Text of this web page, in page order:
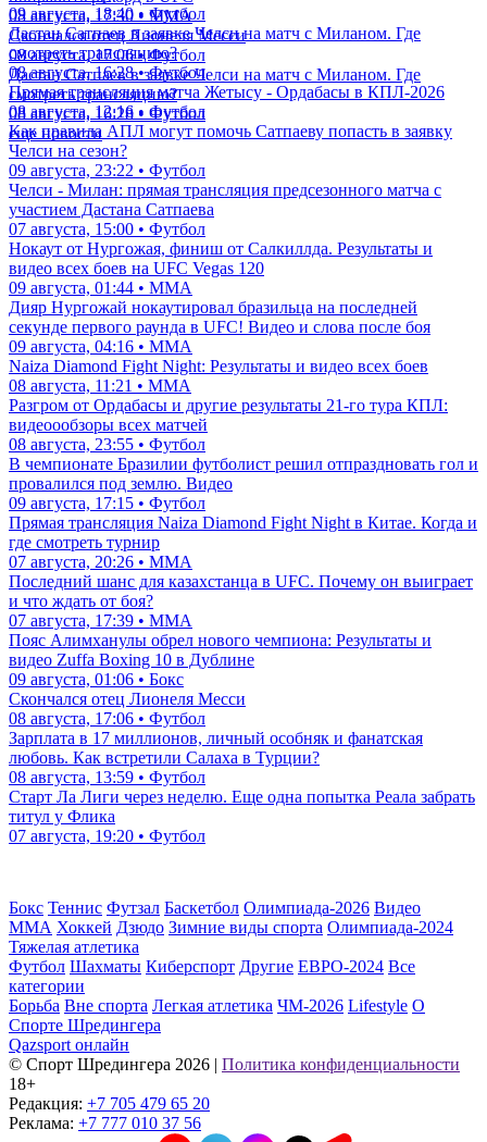
08 августа, 17:30 • ММА
Скончался отец Лионеля Месси
08 августа, 17:06 • Футбол
Дастан Сатпаев в заявке Челси на матч с Миланом. Где
смотреть трансляцию?
08 августа, 16:28 • Футбол
еще новости
09 августа, 18:40 • Футбол
Дастан Сатпаев в заявке Челси на матч с Миланом. Где
смотреть трансляцию?
08 августа, 16:28 • Футбол
Прямая трансляция матча Жетысу - Ордабасы в КПЛ-2026
08 августа, 12:16 • Футбол
Как правила АПЛ могут помочь Сатпаеву попасть в заявку
Челси на сезон?
09 августа, 23:22 • Футбол
Челси - Милан: прямая трансляция предсезонного матча с
участием Дастана Сатпаева
07 августа, 15:00 • Футбол
Нокаут от Нургожая, финиш от Салкиллда. Результаты и
видео всех боев на UFC Vegas 120
09 августа, 01:44 • ММА
Дияр Нургожай нокаутировал бразильца на последней
секунде первого раунда в UFC! Видео и слова после боя
09 августа, 04:16 • ММА
Naiza Diamond Fight Night: Результаты и видео всех боев
08 августа, 11:21 • ММА
Разгром от Ордабасы и другие результаты 21-го тура КПЛ:
видеоообзоры всех матчей
08 августа, 23:55 • Футбол
В чемпионате Бразилии футболист решил отпраздновать гол и
провалился под землю. Видео
09 августа, 17:15 • Футбол
Прямая трансляция Naiza Diamond Fight Night в Китае. Когда и
где смотреть турнир
07 августа, 20:26 • ММА
Последний шанс для казахстанца в UFC. Почему он выиграет
и что ждать от боя?
07 августа, 17:39 • ММА
Пояс Алимханулы обрел нового чемпиона: Результаты и
видео Zuffa Boxing 10 в Дублине
09 августа, 01:06 • Бокс
Скончался отец Лионеля Месси
08 августа, 17:06 • Футбол
Зарплата в 17 миллионов, личный особняк и фанатская
любовь. Как встретили Салаха в Турции?
08 августа, 13:59 • Футбол
Старт Ла Лиги через неделю. Еще одна попытка Реала забрать
титул у Флика
07 августа, 19:20 • Футбол
Бокс Теннис Футзал Баскетбол Олимпиада-2026 Видео
ММА Хоккей Дзюдо Зимние виды спорта Олимпиада-2024
Тяжелая атлетика
Футбол Шахматы Киберспорт Другие ЕВРО-2024 Все
категории
Борьба Вне спорта Легкая атлетика ЧМ-2026 Lifestyle О
Спорте Шредингера
Qazsport онлайн
© Cпорт Шредингера 2026 | Политика конфиденциальности
18+
Редакция: +7 705 479 65 20
Реклама: +7 777 010 37 56